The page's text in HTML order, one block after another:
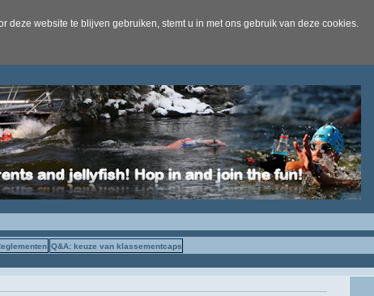
website te blijven gebruiken, stemt u in met ons gebruik van deze cookies.
Q&A: keuze van klassementcaps